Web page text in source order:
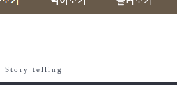
Story telling